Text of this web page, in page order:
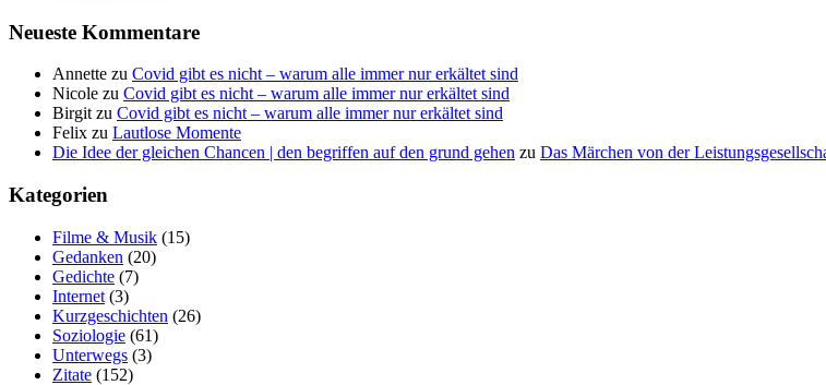
Neu­es­te Kommentare
Annette zu Covid gibt es nicht – war­um alle immer nur erkäl­tet sind
Nicole zu Covid gibt es nicht – war­um alle immer nur erkäl­tet sind
Birgit zu Covid gibt es nicht – war­um alle immer nur erkäl­tet sind
Felix zu Laut­lo­se Momente
Die Idee der gleichen Chancen | den begriffen auf den grund gehen zu Das Mär­chen von der
Kate­go­rien
Filme & Musik (15)
Gedanken (20)
Gedichte (7)
Internet (3)
Kurzgeschichten (26)
Soziologie (61)
Unterwegs (3)
Zitate (152)